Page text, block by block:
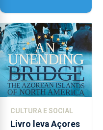
instrumentos
CULTURA E SOCIAL
Livro leva Açores